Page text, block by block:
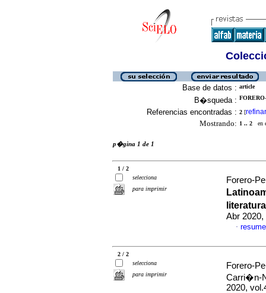
Base de datos : article
B�squeda :
Referencias encontradas : 2 [refinar
Mostrando: 1 .. 2 en
p�gina 1 de 1
1 / 2
selecciona
para imprimir
Forero-
Abr 2020,
·
2 / 2
selecciona
para imprimir
Forero-
Carri�n-
2020,